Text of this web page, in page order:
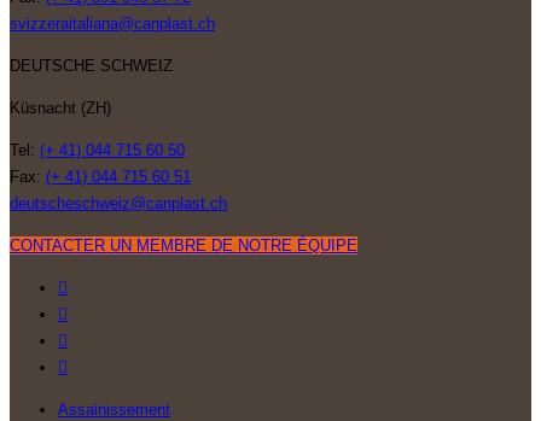
svizzeraitaliana@canplast.ch
DEUTSCHE SCHWEIZ
Küsnacht (ZH)
Tel: (+ 41) 044 715 60 50
Fax: (+ 41) 044 715 60 51
deutscheschweiz@canplast.ch
CONTACTER UN MEMBRE DE NOTRE ÉQUIPE
Assainissement